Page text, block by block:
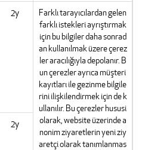
2y
Farklı tarayıcılardan gelen
farklı istekleri ayrıştırmak
için bu bilgiler daha sonrad
an kullanılmak üzere çerez
ler aracılığıyla depolanır. B
un çerezler ayrıca müşteri
kayıtları ile gezinme bilgile
rini ilişkilendirmek için de k
ullanılır. Bu çerezler hususi
olarak, website üzerinde a
nonim ziyaretlerin yeni ziy
aretçi olarak tanımlanmas
2y